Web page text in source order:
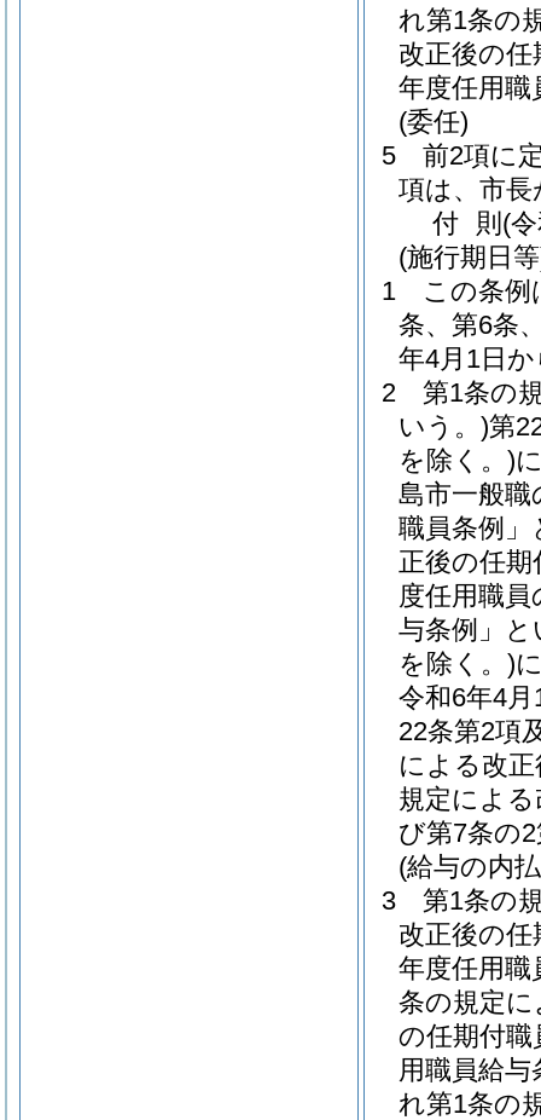
れ第1条の
改正後の
年度任用
(委任)
5
前2項に
項は、市
付 則 (
(施行期日
1
この条例
条、第6条
年4月1日
2
第1条の
いう。)第
を除く。)
島市一般職
職員条例」
正後の任
度任用職
与条例」と
を除く。)
令和6年4
22条第2項
による改
規定によ
び第7条の
(給与の内
3
第1条の
改正後の
年度任用
条の規定
の任期付
用職員給
れ第1条の